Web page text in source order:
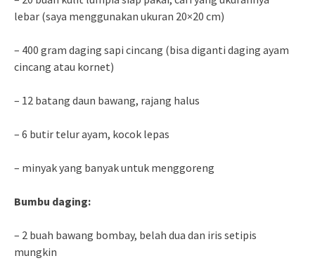
lebar (saya menggunakan ukuran 20×20 cm)
– 400 gram daging sapi cincang (bisa diganti daging ayam
cincang atau kornet)
– 12 batang daun bawang, rajang halus
– 6 butir telur ayam, kocok lepas
– minyak yang banyak untuk menggoreng
Bumbu daging:
– 2 buah bawang bombay, belah dua dan iris setipis
mungkin